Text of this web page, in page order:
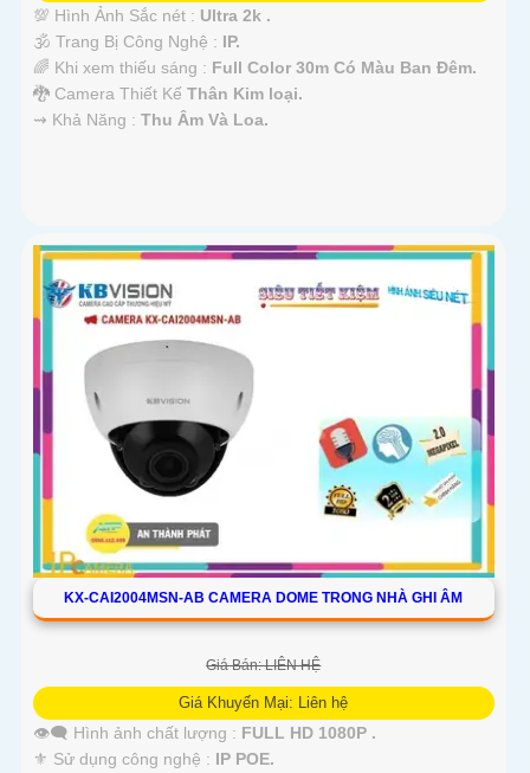
💯 Hình Ảnh Sắc nét : Ultra 2k .
🕉️ Trang Bị Công Nghệ : IP.
🌈 Khi xem thiếu sáng : Full Color 30m Có Màu Ban Ðêm.
🐉️ Camera Thiết Kế Thân Kim loại.
️⇝ Khả Năng : Thu Âm Và Loa.
KX-CAI2004MSN-AB CAMERA DOME TRONG NHÀ GHI ÂM
Giá Bán: LIÊN HỆ
Giá Khuyến Mại: Liên hệ
👁️‍🗨 Hình ảnh chất lượng : FULL HD 1080P .
⚜️ Sử dụng công nghệ : IP POE.